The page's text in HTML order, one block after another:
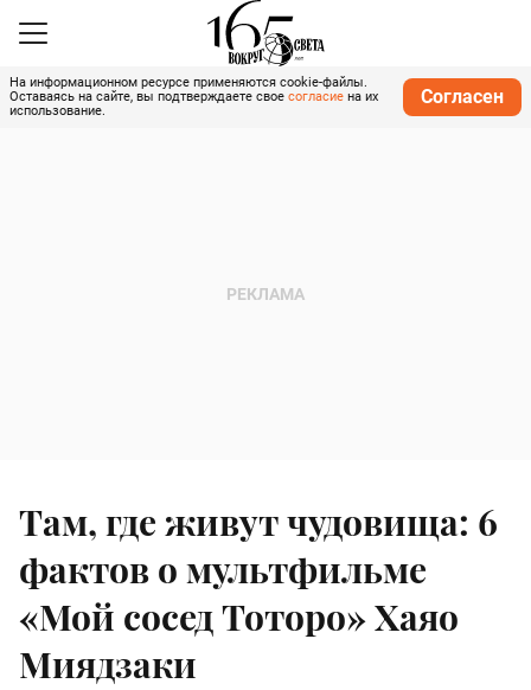
На информационном ресурсе применяются cookie-файлы.
Оставаясь на сайте, вы подтверждаете свое согласие на их
использование.
Согласен
Там, где живут чудовища: 6
фактов о мультфильме
«Мой сосед Тоторо» Хаяо
Миядзаки